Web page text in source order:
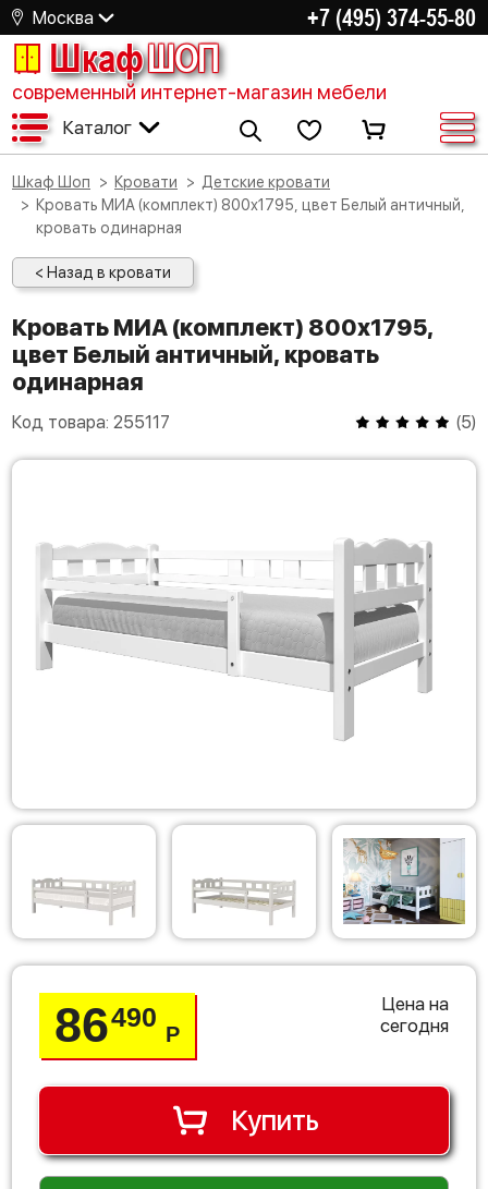
Москва +7 (495) 374-55-80
ШкафШОП
современный интернет-магазин мебели
Каталог
Шкаф Шоп Кровати
Детские кровати
Кровать МИА (комплект) 800х1795, цвет Белый античный,
кровать одинарная
< Назад в кровати
Кровать МИА (комплект) 800х1795,
цвет Белый античный, кровать
одинарная
Код товара: 255117 (5)
86490
Р
Цена на
сегодня
Купить